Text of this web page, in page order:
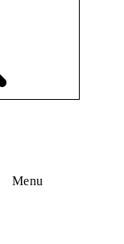
Menu